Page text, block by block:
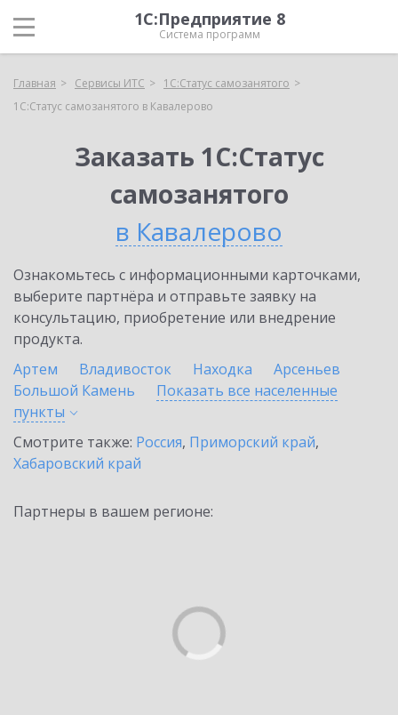
1С:Предприятие 8
Система программ
Главная Сервисы ИТС
1С:Статус самозанятого
1С:Статус самозанятого в Кавалерово
Заказать 1С:Статус
самозанятого
в Кавалерово
Ознакомьтесь с информационными карточками,
выберите партнёра и отправьте заявку на
консультацию, приобретение или внедрение
продукта.
Артем
Владивосток Находка
Арсеньев
Большой Камень
Показать все населенные
пункты
Смотрите также: Россия, Приморский край,
Хабаровский край
Партнеры в вашем регионе: